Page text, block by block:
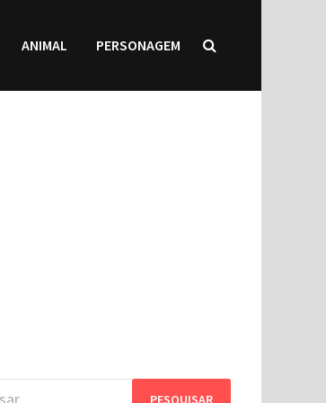
ANIMAL PERSONAGEM